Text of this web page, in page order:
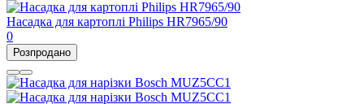
Насадка для картоплі Philips HR7965/90
0
Розпродано